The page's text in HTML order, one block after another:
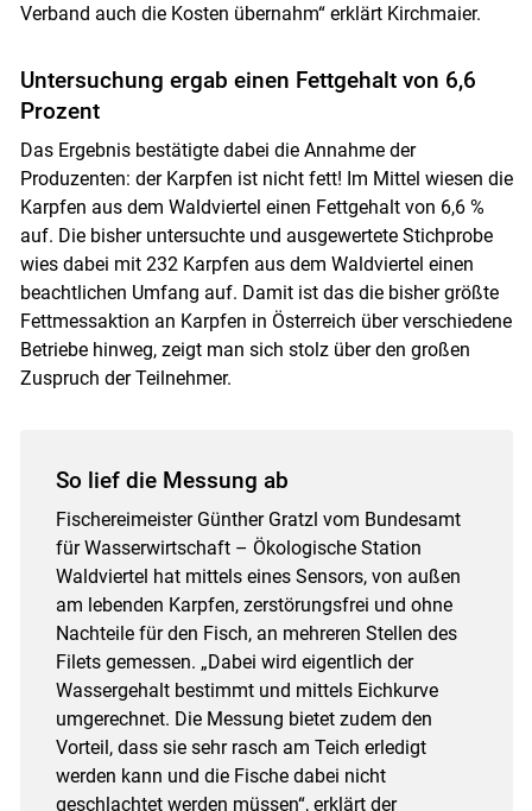
Verband auch die Kosten übernahm“ erklärt Kirchmaier.
Untersuchung ergab einen Fettgehalt von 6,6
Prozent
Das Ergebnis bestätigte dabei die Annahme der
Produzenten: der Karpfen ist nicht fett! Im Mittel wiesen die
Karpfen aus dem Waldviertel einen Fettgehalt von 6,6 %
auf. Die bisher untersuchte und ausgewertete Stichprobe
wies dabei mit 232 Karpfen aus dem Waldviertel einen
beachtlichen Umfang auf. Damit ist das die bisher größte
Fettmessaktion an Karpfen in Österreich über verschiedene
Betriebe hinweg, zeigt man sich stolz über den großen
Zuspruch der Teilnehmer.
So lief die Messung ab
Fischereimeister Günther Gratzl vom Bundesamt
für Wasserwirtschaft – Ökologische Station
Waldviertel hat mittels eines Sensors, von außen
am lebenden Karpfen, zerstörungsfrei und ohne
Nachteile für den Fisch, an mehreren Stellen des
Filets gemessen. „Dabei wird eigentlich der
Wassergehalt bestimmt und mittels Eichkurve
umgerechnet. Die Messung bietet zudem den
Vorteil, dass sie sehr rasch am Teich erledigt
werden kann und die Fische dabei nicht
geschlachtet werden müssen“, erklärt der